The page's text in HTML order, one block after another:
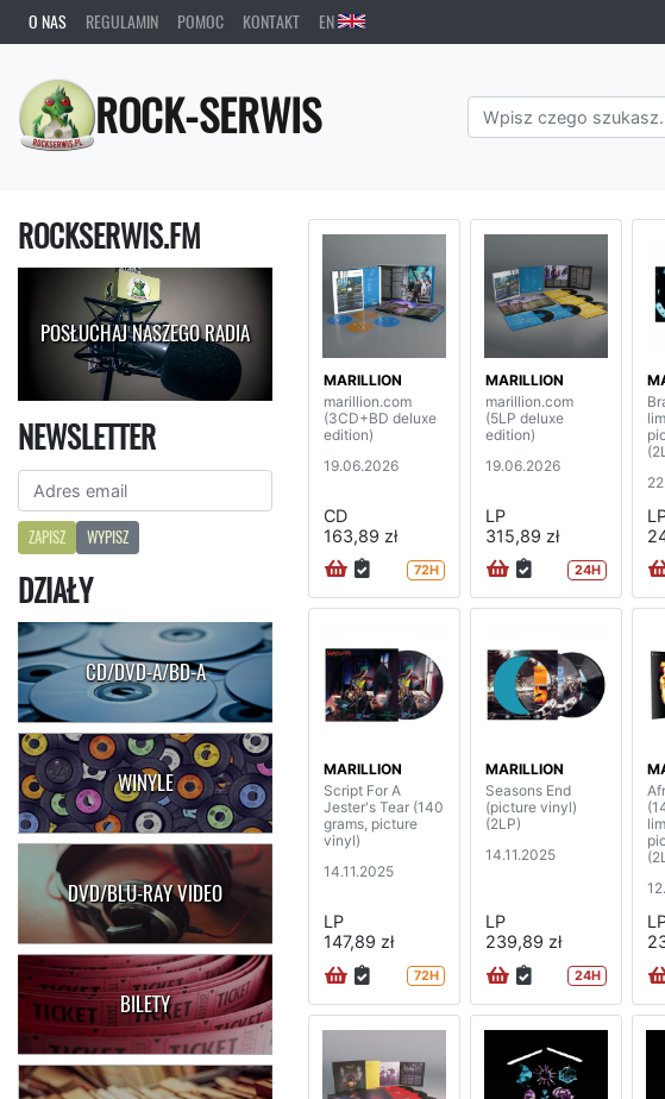
O NAS REGULAMIN POMOC KONTAKT EN
ROCK-SERWIS
ROCKSERWIS.FM
POSŁUCHAJ NASZEGO RADIA
NEWSLETTER
ZAPISZ WYPISZ
DZIAŁY
CD/DVD-A/BD-A
WINYLE
DVD/BLU-RAY VIDEO
BILETY
MARILLION
marillion.com
(3CD+BD deluxe
edition)
19.06.2026
CD
163,89 zł
72H
MARILLION
marillion.com
(5LP deluxe
edition)
19.06.2026
LP
315,89 zł
24H
MARILLION
Script For A
Jester's Tear (140
grams, picture
vinyl)
14.11.2025
LP
147,89 zł
72H
MARILLION
Seasons End
(picture vinyl)
(2LP)
14.11.2025
LP
239,89 zł
24H